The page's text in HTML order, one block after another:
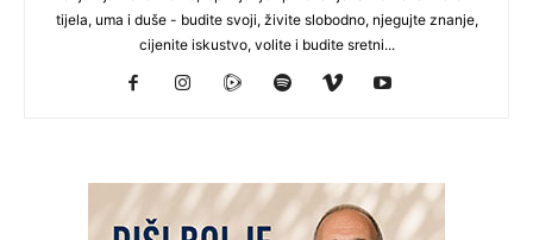
tijela, uma i duše - budite svoji, živite slobodno, njegujte znanje,
cijenite iskustvo, volite i budite sretni...